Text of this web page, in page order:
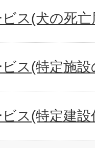
ス(犬の死亡
ス(特定施
ス(特定建